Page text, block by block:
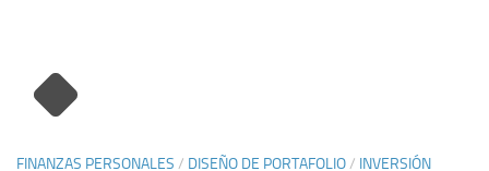
FINANZAS PERSONALES / DISEÑO DE PORTAFOLIO/ INVERSIÓN